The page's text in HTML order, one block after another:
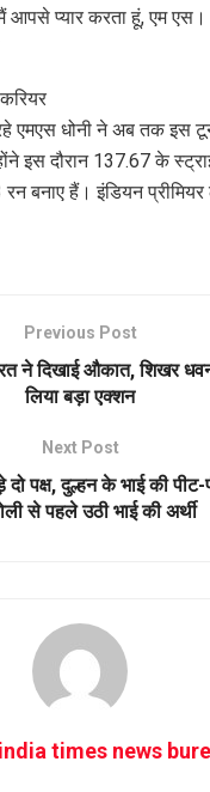
आपसे प्यार करता हूं, एम
धोनी ने अब तक इस
इस दौरान 137.67 के
बनाए हैं। इंडियन प्रीमियर
Previous Post
ने दिखाई औकात, शिखर
लिया बड़ा एक्शन
Next Post
दो पक्ष, दुल्हन के भाई की
से पहले उठी भाई की अर्थी
times news